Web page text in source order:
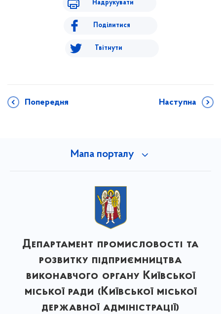
Надрукувати
Поділитися
Твітнути
Попередня Наступна
Мапа порталу
Департамент промисловості та
розвитку підприємництва
виконавчого органу Київської
міської ради (Київської міської
державної адміністрації)